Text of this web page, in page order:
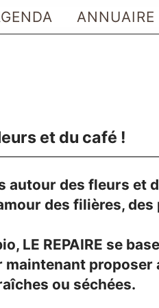
ANNUAIRE
et du café !
autour des fleurs et
des filières,
LE REPAIRE se
proposer
ou séchées.